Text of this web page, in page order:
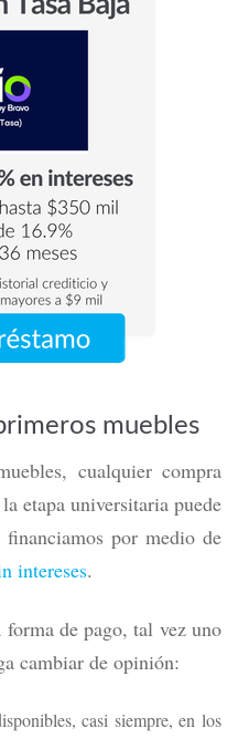
muebles
cualquier compra
etapa universitaria puede
por medio de
intereses.
forma de pago, tal vez uno
cambiar de opinión:
casi siempre, en los